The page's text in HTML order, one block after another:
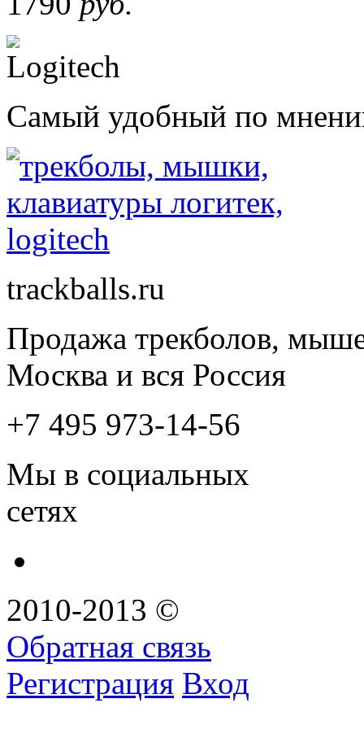
Самый удобный по
trackballs.ru
Продажа трекболов,
Москва и вся Россия
+7 495 973-14-56
Мы в социальных
сетях
2010-2013 ©
Обратная связь
Регистрация Вход